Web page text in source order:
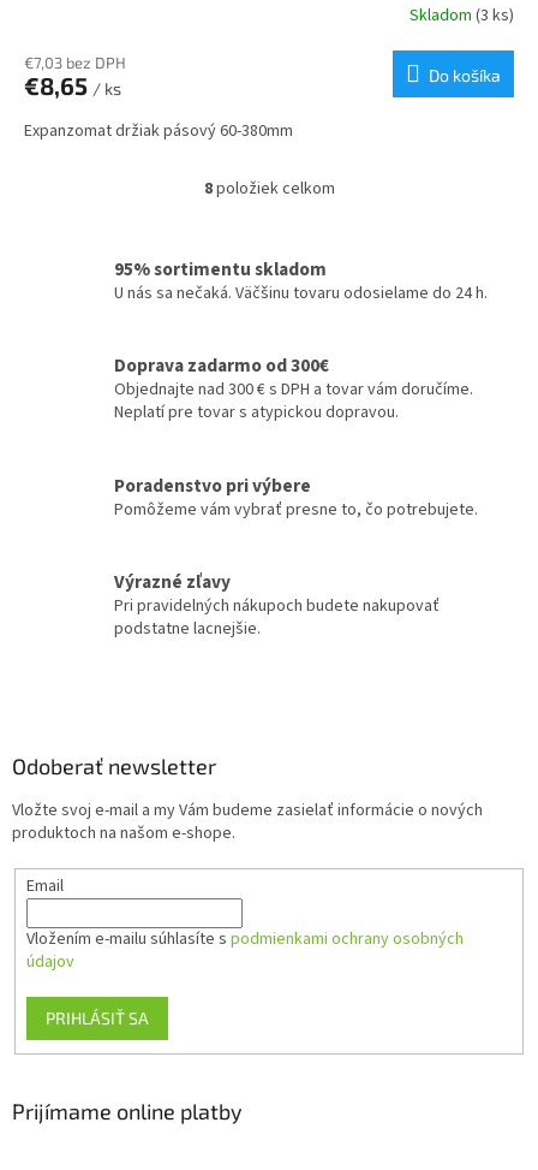
Skladom (3 ks)
€7,03 bez DPH
€8,65 / ks
Do košíka
Expanzomat držiak pásový 60-380mm
O
á
d
i
e
p
r
k
y
v
s
8položiek celkom
95% sortimentu skladom
U nás sa nečaká. Väčšinu tovaru odosielame do 24 h.
Doprava zadarmo od 300€
Objednajte nad 300 € s DPH a tovar vám doručíme.
Neplatí pre tovar s atypickou dopravou.
Poradenstvo pri výbere
Pomôžeme vám vybrať presne to, čo potrebujete.
Výrazné zľavy
Pri pravidelných nákupoch budete nakupovať
podstatne lacnejšie.
Odoberať newsletter
Vložte svoj e-mail a my Vám budeme zasielať informácie o nových
produktoch na našom e-shope.
Email
Vložením e-mailu súhlasíte s podmienkami ochrany osobných
údajov
PRIHLÁSIŤ SA
Prijímame online platby